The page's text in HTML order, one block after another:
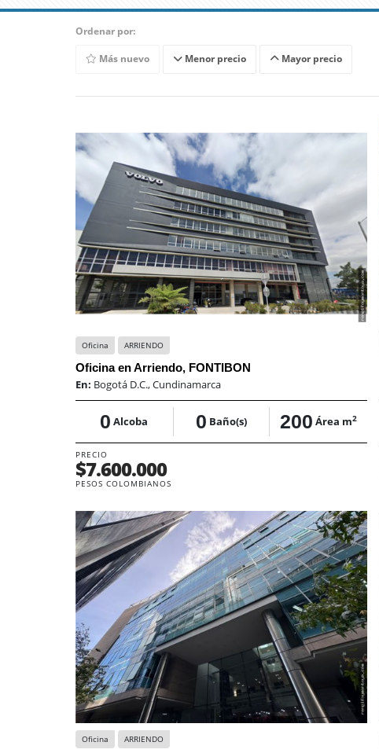
Ordenar por:
Más nuevo Menor precio Mayor precio
Oficina ARRIENDO
Oficina en Arriendo, FONTIBON
En: Bogotá D.C., Cundinamarca
0 Alcoba 0 Baño(s) 200 Área m2
PRECIO
$7.600.000
PESOS COLOMBIANOS
Oficina ARRIENDO